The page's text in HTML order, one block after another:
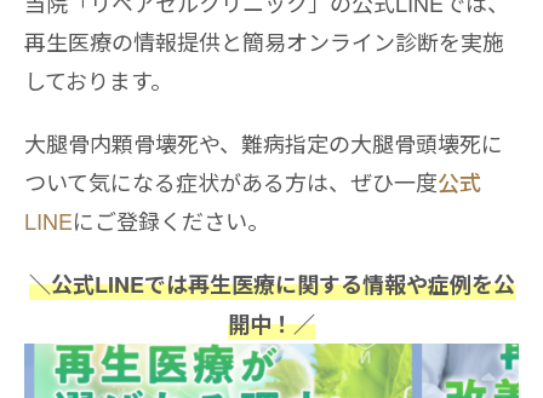
再生医療の情報提供と簡易オンライン診断を実施
しております。
大腿骨内顆骨壊死や、難病指定の大腿骨頭壊死に
ついて気になる症状がある方は、ぜひ一度公式
LINEにご登録ください。
＼公式LINEでは再生医療に関する情報や症例を公
開中！／